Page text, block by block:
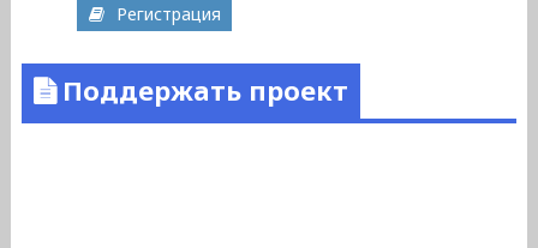
Регистрация
Поддержать проект